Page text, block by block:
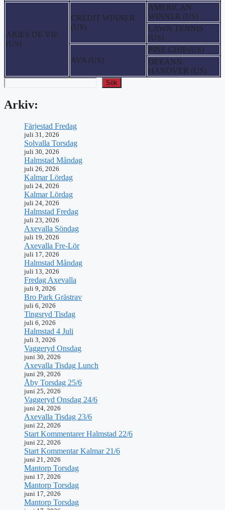
ARIES DE VIE
(US)
CREDIT WINNER
(US)
AMERICAN
WINNER (US)
LAWN TENNIS
(US)
AVA (US)
PINE CHIP (US)
DEEANN
HANOVER (US)
Sök
Arkiv:
Färjestad Fredag
juli 31, 2026
Solvalla Torsdag
juli 30, 2026
Halmstad Måndag
juli 26, 2026
Kalmar Lördag
juli 24, 2026
Kalmar Lördag
juli 24, 2026
Halmstad Fredag
juli 23, 2026
Axevalla Söndag
juli 19, 2026
Axevalla Fre-Lör
juli 17, 2026
Halmstad Måndag
juli 13, 2026
Fredag Axevalla
juli 9, 2026
Bro Park Grästrav
juli 6, 2026
Tingsryd Tisdag
juli 6, 2026
Halmstad 4 Juli
juli 3, 2026
Vaggeryd Onsdag
juni 30, 2026
Axevalla Tisdag Lunch
juni 29, 2026
Åby Torsdag 25/6
juni 25, 2026
Vaggeryd Onsdag 24/6
juni 24, 2026
Axevalla Tisdag 23/6
juni 22, 2026
Start Kommentarer Halmstad 22/6
juni 22, 2026
Start Kommentar Kalmar 21/6
juni 21, 2026
Mantorp Torsdag
juni 17, 2026
Mantorp Torsdag
juni 17, 2026
Mantorp Torsdag